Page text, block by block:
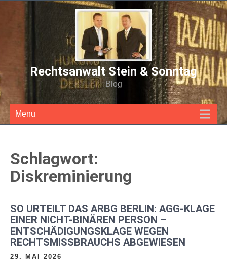
Rechtsanwalt Stein & Sonntag
Blog
Menu
Schlagwort:
Diskreminierung
SO URTEILT DAS ARBG BERLIN: AGG-KLAGE
EINER NICHT-BINÄREN PERSON –
ENTSCHÄDIGUNGSKLAGE WEGEN
RECHTSMISSBRAUCHS ABGEWIESEN
29. MAI 2026